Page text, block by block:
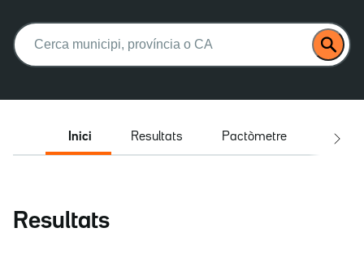
Buscar:
Inici Resultats Pactòmetre
Resultats